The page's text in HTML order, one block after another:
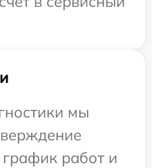
мы
работ и